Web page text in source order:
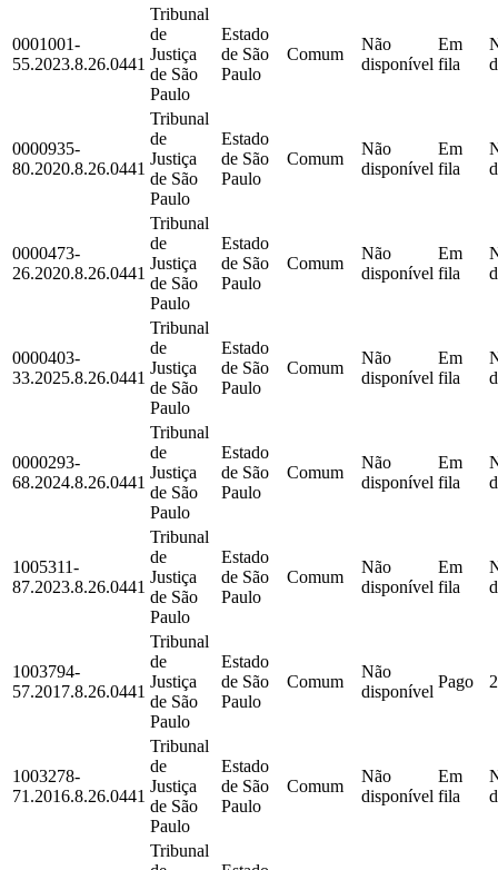
0001001-
55.2023.8.26.0441
Tribunal
de
Justiça
de São
Paulo
Estado
de São
Paulo
Comum
Não
disponível
Em
fila
0000935-
80.2020.8.26.0441
Tribunal
de
Justiça
de São
Paulo
Estado
de São
Paulo
Comum
Não
disponível
Em
fila
0000473-
26.2020.8.26.0441
Tribunal
de
Justiça
de São
Paulo
Estado
de São
Paulo
Comum
Não
disponível
Em
fila
0000403-
33.2025.8.26.0441
Tribunal
de
Justiça
de São
Paulo
Estado
de São
Paulo
Comum
Não
disponível
Em
fila
0000293-
68.2024.8.26.0441
Tribunal
de
Justiça
de São
Paulo
Estado
de São
Paulo
Comum
Não
disponível
Em
fila
1005311-
87.2023.8.26.0441
Tribunal
de
Justiça
de São
Paulo
Estado
de São
Paulo
Comum
Não
disponível
Em
fila
1003794-
57.2017.8.26.0441
Tribunal
de
Justiça
de São
Paulo
Estado
de São
Paulo
Comum
Não
disponível
Pago
1003278-
71.2016.8.26.0441
Tribunal
de
Justiça
de São
Paulo
Estado
de São
Paulo
Comum
Não
disponível
Em
fila
Tribunal